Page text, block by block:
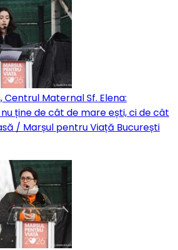
Centrul Maternal Sf. Elena:
ține de cât de mare ești, ci de cât
/ Marșul pentru Viață București